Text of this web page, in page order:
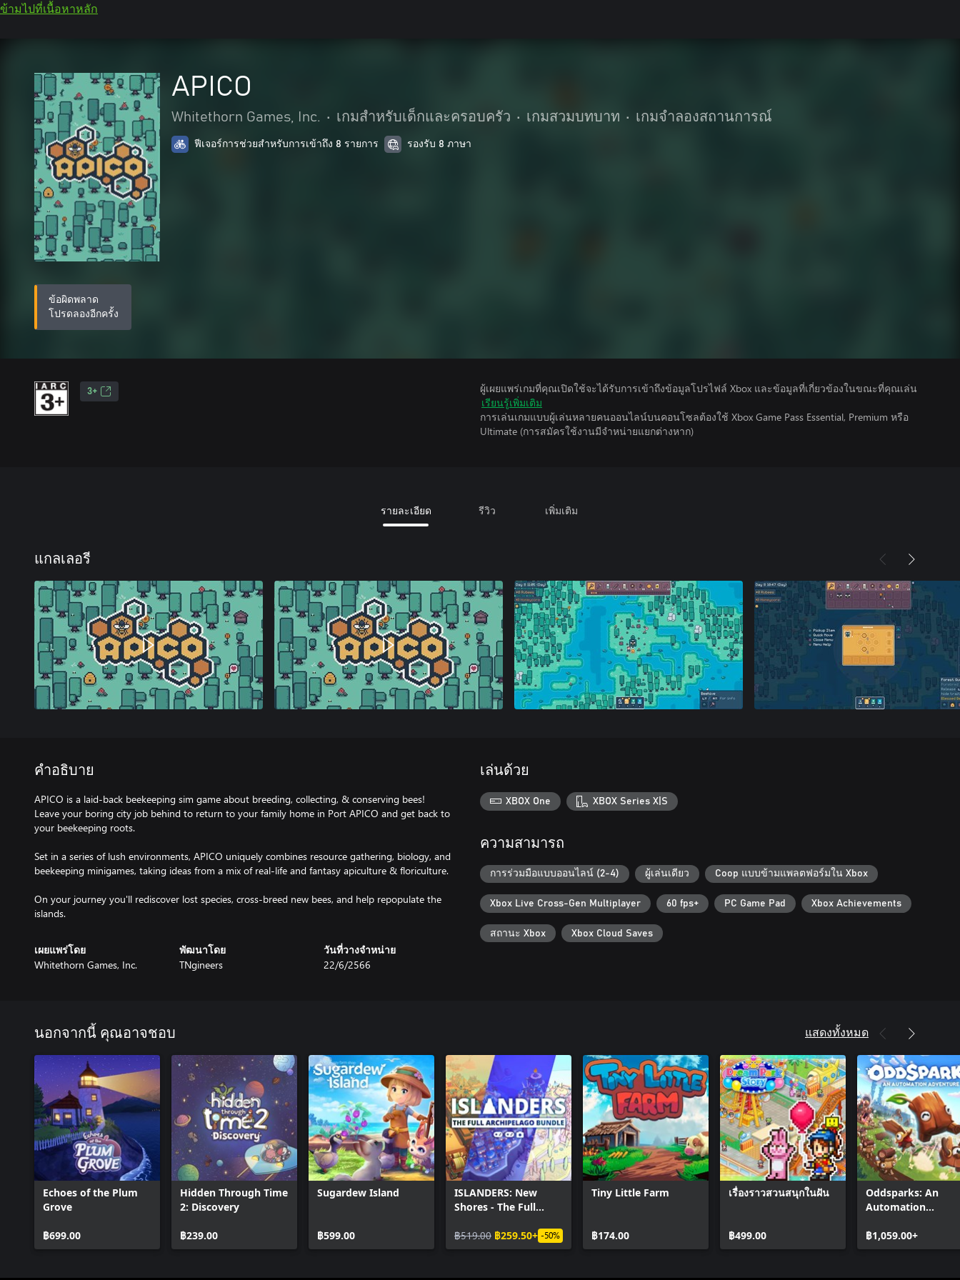
ข้ามไปที่เนื้อหาหลัก
APICO
Whitethorn Games, Inc. • เกมสำหรับเด็กและครอบครัว • เกมสวมบทบาท • เกมจำลองสถานการณ์
ฟีเจอร์การช่วยสำหรับการเข้าถึง 8 รายการ รองรับ 8 ภาษา
ข้อผิดพลาด
โปรดลองอีกครั้ง
3+
ผู้เผยแพร่เกมที่คุณเปิดใช้จะได้รับการเข้าถึงข้อมูลโปรไฟล์ Xbox และข้อมูลที่เกี่ยวข้องในขณะที่คุณเล่น
เรียนรู้เพิ่มเติม
การเล่นเกมแบบผู้เล่นหลายคนออนไลน์บนคอนโซลต้องใช้ Xbox Game Pass Essential, Premium หรือ
Ultimate (การสมัครใช้งานมีจําหน่ายแยกต่างหาก)
รายละเอียด รีวิว เพิ่มเติม
แกลเลอรี
คำอธิบาย
APICO is a laid-back beekeeping sim game about breeding, collecting, & conserving bees!
Leave your boring city job behind to return to your family home in Port APICO and get back to
your beekeeping roots.
Set in a series of lush environments, APICO uniquely combines resource gathering, biology, and
beekeeping minigames, taking ideas from a mix of real-life and fantasy apiculture & floriculture.
On your journey you'll rediscover lost species, cross-breed new bees, and help repopulate the
เผยแพร่โดย
Whitethorn Games, Inc.
พัฒนาโดย
TNgineers
วันที่วางจำหน่าย
22/6/2566
เล่นด้วย
XBOX One XBOX Series X|S
ความสามารถ
การร่วมมือแบบออนไลน์ (2-4) ผู้เล่นเดียว Coop แบบข้ามแพลตฟอร์มใน Xbox
Xbox Live Cross-Gen Multiplayer 60 fps+ PC Game Pad Xbox Achievements
สถานะ Xbox Xbox Cloud Saves
นอกจากนี้ คุณอาจชอบ แสดงทั้งหมด
Echoes of the Plum
Grove
฿699.00
Hidden Through Time
2: Discovery
฿239.00
Sugardew Island
฿599.00
ISLANDERS: New
Shores - The Full
฿519.00 ฿259.50+ -50%
Tiny Little Farm
฿174.00
เรื่องราวสวนสนุกในฝัน
฿499.00
Oddsparks: An
Automation
฿1,059.00+